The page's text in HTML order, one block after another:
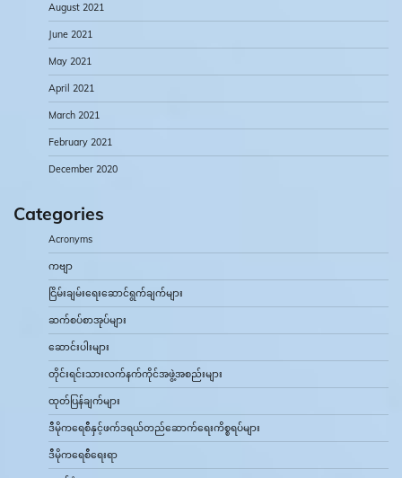
August 2021
June 2021
May 2021
April 2021
March 2021
February 2021
December 2020
Categories
Acronyms
ကဗျာ
ငြိမ်းချမ်းရေးဆောင်ရွက်ချက်များ
ဆက်စပ်စာအုပ်များ
ဆောင်းပါးများ
တိုင်းရင်းသားလက်နက်ကိုင်အဖွဲ့အစည်းများ
ထုတ်ပြန်ချက်များ
ဒီမိုကရေစီနှင့်ဖက်ဒရယ်တည်ဆောက်‌ရေးကိစ္စရပ်များ
ဒီမိုကရေစီရေးရာ